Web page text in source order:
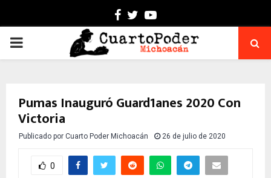
Facebook
TwitterYoutube
PRIMARY
Pumas Inauguró Guard1anes 2020 Con
Victoria
Publicado por Cuarto Poder Michoacán 26 de julio de 2020
0